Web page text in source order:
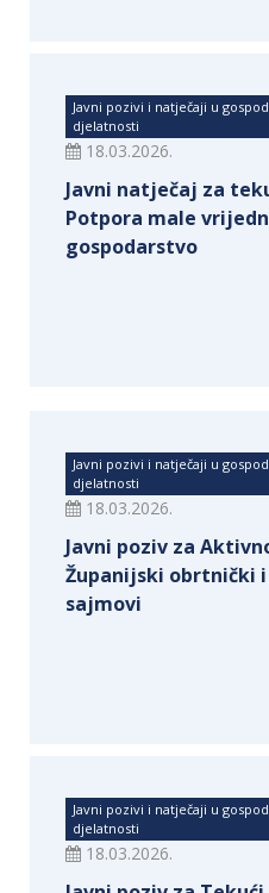
Javni pozivi i natječaji u
djelatnosti
18.03.2026.
Javni natječaj za
Potpora male
gospodarstvo
Javni pozivi i natječaji u
djelatnosti
18.03.2026.
Javni poziv za
Županijski obrtnički
sajmovi
Javni pozivi i natječaji u
djelatnosti
18.03.2026.